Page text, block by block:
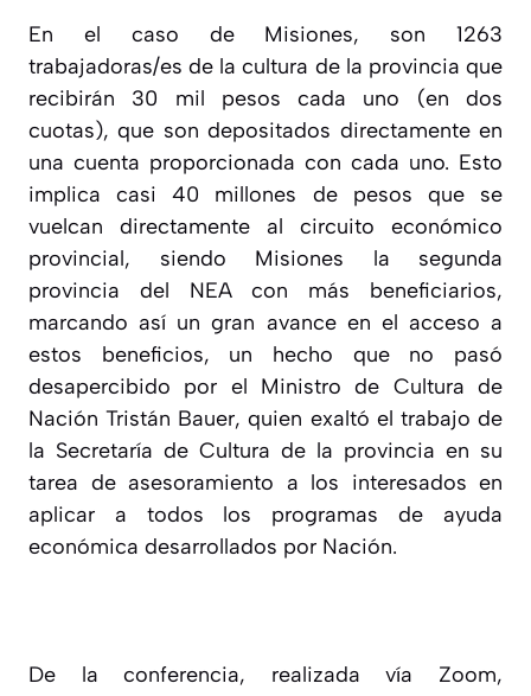
En el caso de Misiones, son 1263
trabajadoras/es de la cultura de la provincia que
recibirán 30 mil pesos cada uno (en dos
cuotas), que son depositados directamente en
una cuenta proporcionada con cada uno. Esto
implica casi 40 millones de pesos que se
vuelcan directamente al circuito económico
provincial, siendo Misiones la segunda
provincia del NEA con más beneficiarios,
marcando así un gran avance en el acceso a
estos beneficios, un hecho que no pasó
desapercibido por el Ministro de Cultura de
Nación Tristán Bauer, quien exaltó el trabajo de
la Secretaría de Cultura de la provincia en su
tarea de asesoramiento a los interesados en
aplicar a todos los programas de ayuda
económica desarrollados por Nación.
De la conferencia, realizada vía Zoom,